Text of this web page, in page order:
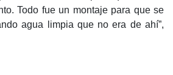
Todo fue un montaje para que se
agua limpia que no era de ahí”,